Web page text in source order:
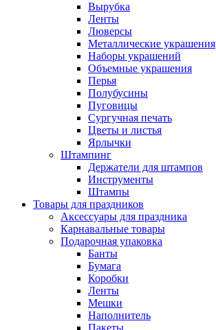
Вырубка
Ленты
Люверсы
Металлические украшения
Наборы украшений
Объемные украшения
Перья
Полубусины
Пуговицы
Сургучная печать
Цветы и листья
Ярлычки
Штампинг
Держатели для штампов
Инструменты
Штампы
Товары для праздников
Аксессуары для праздника
Карнавальные товары
Подарочная упаковка
Банты
Бумага
Коробки
Ленты
Мешки
Наполнитель
Пакеты